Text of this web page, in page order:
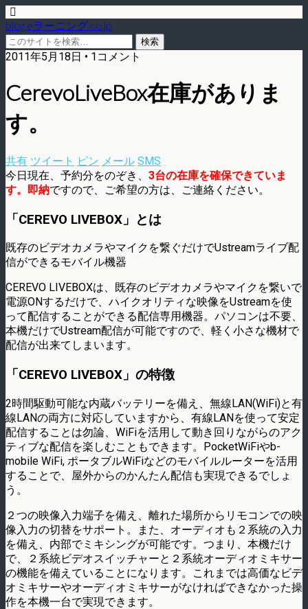
blog.eラーニング.co.jp
2011年5月18日 • 1コメント
CerevoLiveBox在庫がありま
す。
共有 ツイート ピン メール SMS
今日現在、予約分をのぞき、 3台の在庫を確保できていま
す。即納ですので、ご希望の方は、ご連絡ください。
「CEREVO LIVEBOX」とは
既存のビデオカメラやマイクを繋ぐだけでUstreamライブ配
信ができるモバイル機器
CEREVO LIVEBOXは、既存のビデオカメラやマイクを繋いで
電源ONするだけで、ハイクオリティな映像をUstreamを使
って配信することができる配信専用機器。パソコンは不要、
本機だけでUstream配信が可能ですので、軽く小さな機材で
配信が出来てしまいます。
「CEREVO LIVEBOX」の特徴
2時間駆動可能な内蔵バッテリーを備え、無線LAN(WiFi)と有
線LANの両方に対応していますから、有線LANを使って安定
配信することは勿論、WiFiを活用して動き回りながらのアク
ティブな配信を楽しむこともできます。PocketWiFiやb-
mobile WiFi, ポータブルWiFiなどのモバイルルーターを活用
することで、屋外からのかんたん配信も実現できるでしょ
う。
２つの映像入力端子を備え、離れた場所からリモコンでの映
像入力の切替をサポート。また、オーディオも２系統の入力
を備え、内部でミキシングが可能です。つまり、本機だけ
で、２系統ビデオスイッチャーと２系統オーディオミキサー
の機能を備えていることになります。これまでは高価なビデ
オミキサーやオーディオミキサーがなければできなかった操
作を本機一台で実現できます。